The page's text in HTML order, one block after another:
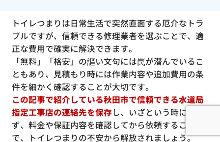
トイレつまりは日常生活で突然直面する厄介なトラ
ブルですが、信頼できる修理業者を選ぶことで、適
正な費用で確実に解決できます。
「無料」「格安」の謳い文句には罠が潜んでいるこ
ともあり、見積もり時には作業内容や追加費用の条
件を細かく確認することが大切です。
この記事で紹介している秋田市で信頼できる水道局
指定工事店の連絡先を保存し、いざという時に慌て
ず、料金や保証内容を確認してから依頼すること
で、トイレつまりの不安から解放されましょう。